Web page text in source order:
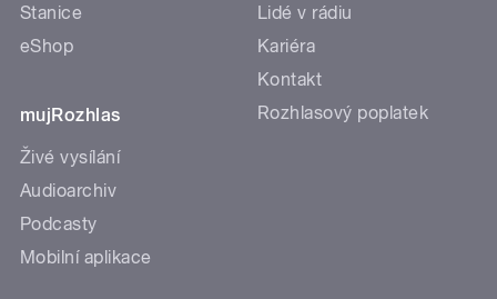
Stanice
eShop
mujRozhlas
Živé vysílání
Audioarchiv
Podcasty
Mobilní aplikace
Lidé v rádiu
Kariéra
Kontakt
Rozhlasový poplatek